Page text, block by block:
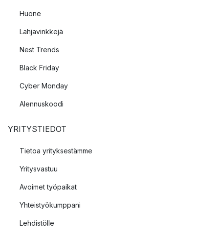
Huone
Lahjavinkkejä
Nest Trends
Black Friday
Cyber Monday
Alennuskoodi
YRITYSTIEDOT
Tietoa yrityksestämme
Yritysvastuu
Avoimet työpaikat
Yhteistyökumppani
Lehdistölle